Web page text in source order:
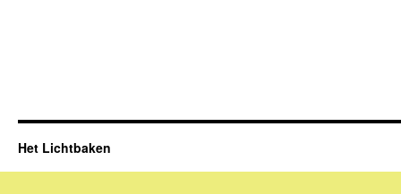
Het Lichtbaken